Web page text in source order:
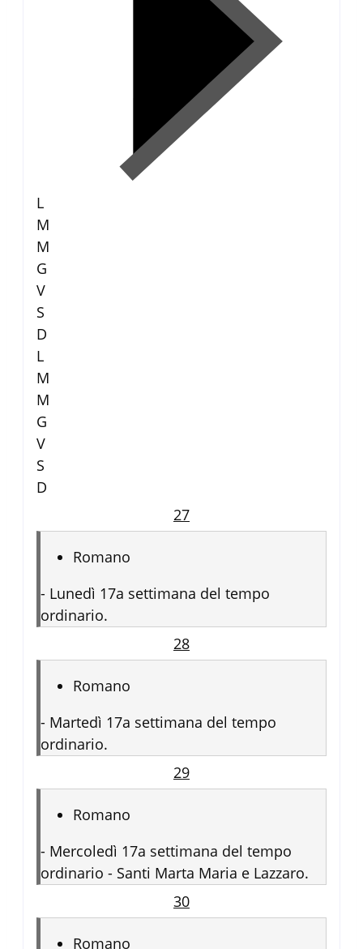
L
M
M
G
V
S
D
L
M
M
G
V
S
D
27
Romano
- Lunedì 17a settimana del tempo
ordinario.
28
Romano
- Martedì 17a settimana del tempo
ordinario.
29
Romano
- Mercoledì 17a settimana del tempo
ordinario - Santi Marta Maria e Lazzaro.
30
Romano